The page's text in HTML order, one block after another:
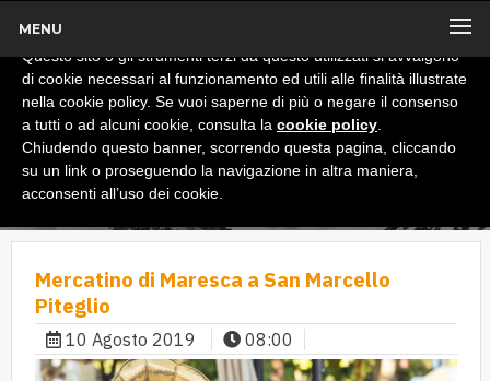
MENU
Mercatino di Maresca a San Marcello
Piteglio
10 Agosto 2019 08:00
x
Informativa
Questo sito o gli strumenti terzi da questo utilizzati si avvalgono
di cookie necessari al funzionamento ed utili alle finalità illustrate
nella cookie policy. Se vuoi saperne di più o negare il consenso
a tutti o ad alcuni cookie, consulta la cookie policy
Chiudendo questo banner, scorrendo questa pagina, cliccando
su un link o proseguendo la navigazione in altra maniera,
acconsenti all’uso dei cookie.